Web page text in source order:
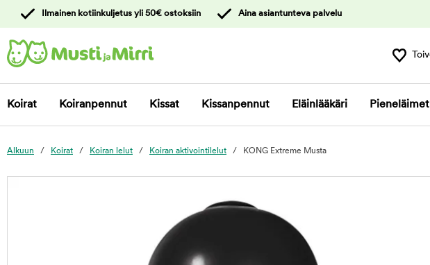
asiakaspalveluun
Ilmainen kotiinkuljetus yli 50€ ostoksiin Aina asiantunteva palvelu
Koirat Koiranpennut Kissat Kissanpennut Eläinlääkäri Pieneläimet
Alkuun Koirat Koiran lelut Koiran aktivointilelut KONG Extreme Musta